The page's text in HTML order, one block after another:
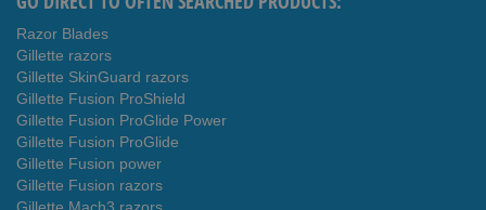
Razor Blades
Gillette razors
Gillette SkinGuard razors
Gillette Fusion ProShield
Gillette Fusion ProGlide Power
Gillette Fusion ProGlide
Gillette Fusion power
Gillette Fusion razors